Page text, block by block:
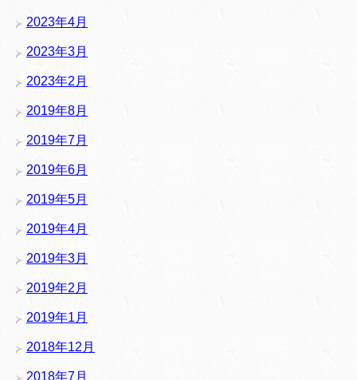
2023年4月
2023年3月
2023年2月
2019年8月
2019年7月
2019年6月
2019年5月
2019年4月
2019年3月
2019年2月
2019年1月
2018年12月
2018年7月